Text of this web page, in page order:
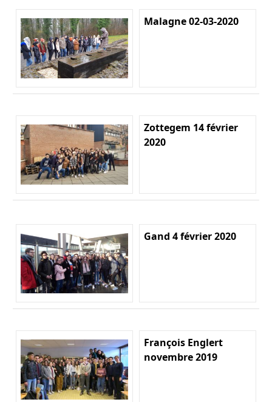
Malagne 02-03-2020
Zottegem 14 février
2020
Gand 4 février 2020
François Englert
novembre 2019